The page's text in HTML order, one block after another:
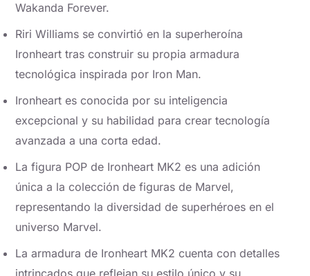
Wakanda Forever.
Riri Williams se convirtió en la superheroína
Ironheart tras construir su propia armadura
tecnológica inspirada por Iron Man.
Ironheart es conocida por su inteligencia
excepcional y su habilidad para crear tecnología
avanzada a una corta edad.
La figura POP de Ironheart MK2 es una adición
única a la colección de figuras de Marvel,
representando la diversidad de superhéroes en el
universo Marvel.
La armadura de Ironheart MK2 cuenta con detalles
intrincados que reflejan su estilo único y su